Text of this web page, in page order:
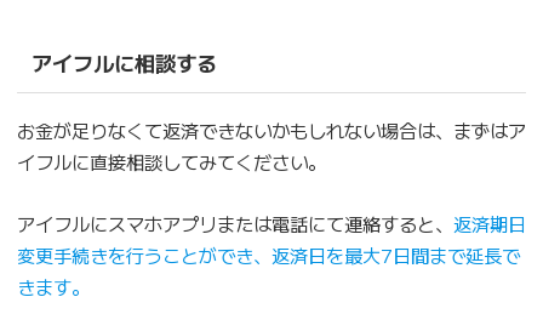
アイフルに相談する
お金が足りなくて返済できないかもしれない場合は、まずはア
イフルに直接相談してみてください。
アイフルにスマホアプリまたは電話にて連絡すると、 返済期日
変更手続きを行うことができ、返済日を最大7日間まで延長で
きます。